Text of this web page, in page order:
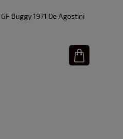
Buggy 1971 De Agostini